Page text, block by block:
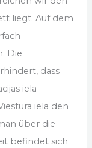
liegt. Auf dem
Die
dass
iela
iela den
über die
befindet sich